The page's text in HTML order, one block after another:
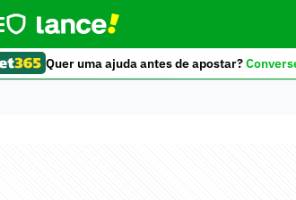
Quer uma ajuda antes de apostar?